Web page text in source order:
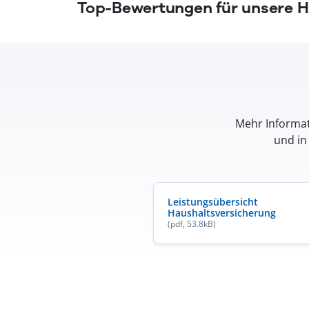
Top-Bewertungen für unsere
Mehr
und
Leistungsübersicht
Haushaltsversicherung
(pdf, 53.8kB)